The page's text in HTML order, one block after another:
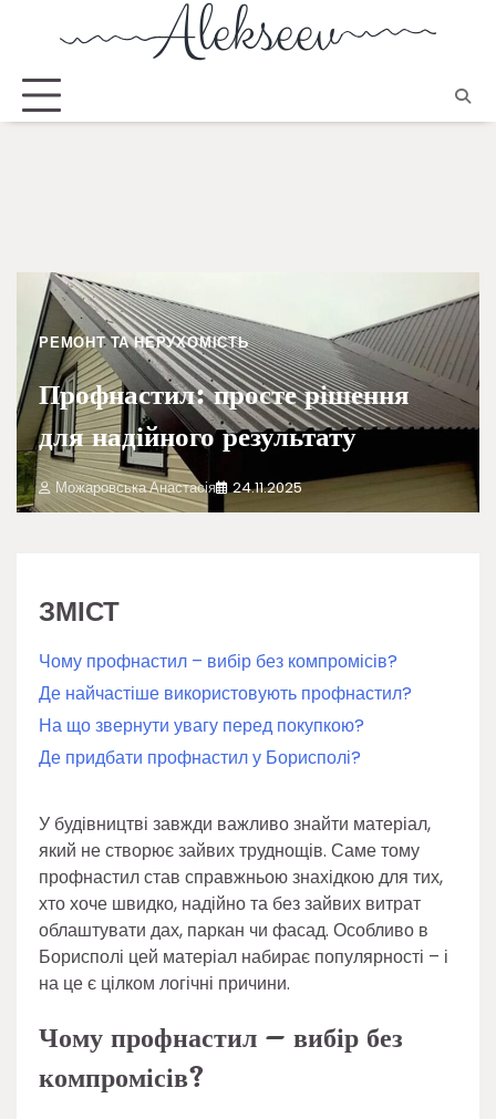
РЕМОНТ ТА НЕРУХОМІСТЬ
Профнастил: просте рішення
для надійного результату
Можаровська Анастасія 24.11.2025
ЗМІСТ
Чому профнастил – вибір без компромісів?
Де найчастіше використовують профнастил?
На що звернути увагу перед покупкою?
Де придбати профнастил у Борисполі?
У будівництві завжди важливо знайти матеріал,
який не створює зайвих труднощів. Саме тому
профнастил став справжньою знахідкою для тих,
хто хоче швидко, надійно та без зайвих витрат
облаштувати дах, паркан чи фасад. Особливо в
Борисполі цей матеріал набирає популярності – і
на це є цілком логічні причини.
Чому профнастил – вибір без
компромісів?